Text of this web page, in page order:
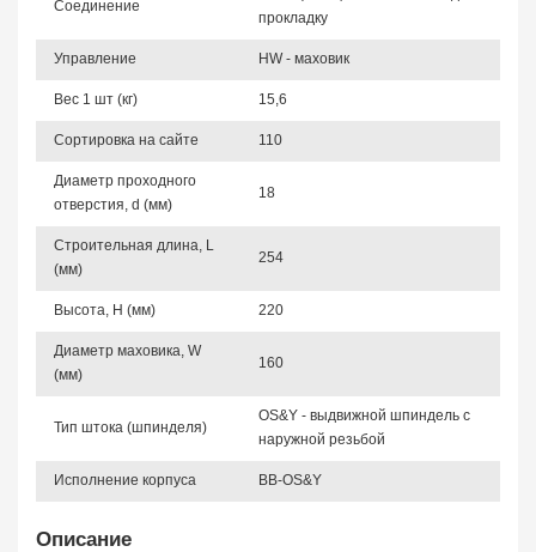
Соединение
прокладку
Управление HW - маховик
Вес 1 шт (кг) 15,6
Сортировка на сайте 110
Диаметр проходного
отверстия, d (мм)
18
Строительная длина, L
(мм)
254
Высота, Н (мм) 220
Диаметр маховика, W
(мм)
160
Тип штока (шпинделя)
OS&Y - выдвижной шпиндель с
наружной резьбой
Исполнение корпуса BB-OS&Y
Описание